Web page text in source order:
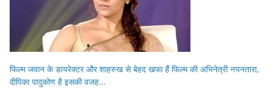
फिल्म जवान के डायरेक्टर और शाहरुख से बेहद खफा हैं फिल्म की अभिनेत्री नयनतारा,
दीपिका पादुकोण है इसकी वजह…